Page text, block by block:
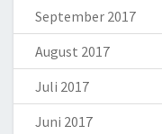
September 2017
August 2017
Juli 2017
Juni 2017